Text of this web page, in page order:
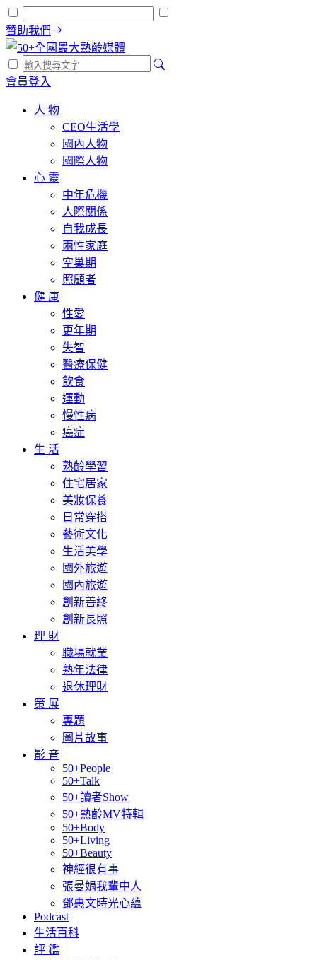
贊助我們
會員登入
人 物
CEO生活學
國內人物
國際人物
心 靈
中年危機
人際關係
自我成長
兩性家庭
空巢期
照顧者
健 康
性愛
更年期
失智
醫療保健
飲食
運動
慢性病
癌症
生 活
熟齡學習
住宅居家
美妝保養
日常穿搭
藝術文化
生活美學
國外旅遊
國內旅遊
創新善終
創新長照
理 財
職場就業
熟年法律
退休理財
策 展
專題
圖片故事
影 音
50+People
50+Talk
50+讀者Show
50+熟齡MV特輯
50+Body
50+Living
50+Beauty
神經很有事
張曼娟我輩中人
鄧惠文時光心蘊
Podcast
生活百科
評 鑑